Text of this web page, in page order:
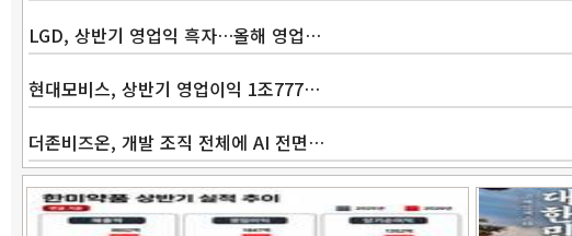
LGD, 상반기 영업익 흑자…올해 영업…
현대모비스, 상반기 영업이익 1조777…
더존비즈온, 개발 조직 전체에 AI 전면…